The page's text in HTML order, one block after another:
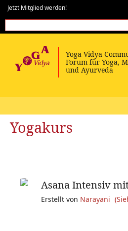
Jetzt Mitglied werden!
Yogakurs
Asana Intensiv
Erstellt von Narayani